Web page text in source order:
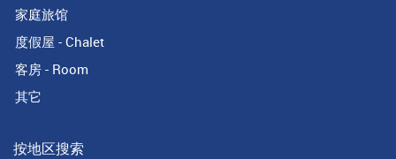
家庭旅馆
度假屋 - Chalet
客房 - Room
其它
按地区搜索